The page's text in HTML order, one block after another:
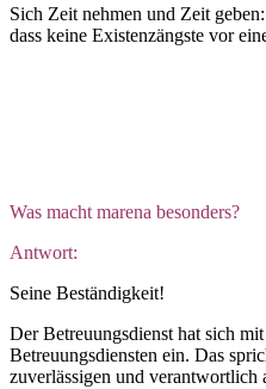
Sich Zeit nehmen und Zeit
dass keine Existenzängste vor
Was macht marena besonders?
Antwort:
Seine Beständigkeit!
Der Betreuungsdienst hat sich
Betreuungsdiensten ein. Das
zuverlässigen und verantwortlich